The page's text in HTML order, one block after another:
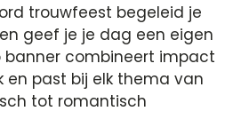
trouwfeest begeleid je
geef je je dag een eigen
banner combineert impact
en past bij elk thema van
tot romantisch